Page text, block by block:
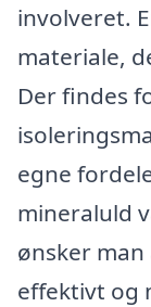
involveret.
materiale,
Der findes
egne
mineraluld
ønsker
effektivt og